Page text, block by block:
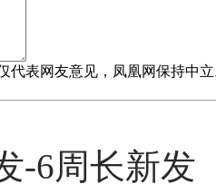
代表网友意见，凤凰网保持中
-6周长新发